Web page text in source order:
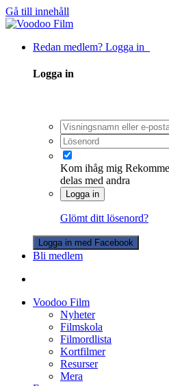
Gå till innehåll
Redan medlem? Logga in
Logga in
Kom ihåg mig
delas med andra
Logga in
Glömt ditt lösenord?
Logga in med Facebook
Bli medlem
Voodoo Film
Nyheter
Filmskola
Filmordlista
Kortfilmer
Resurser
Mera